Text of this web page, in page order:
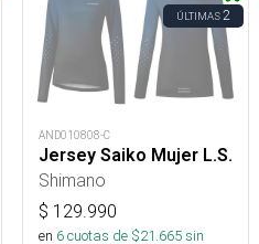
ÚLTIMAS2
AND010808-C
Jersey Saiko Mujer L.S.
Shimano
$ 129.990
en 6cuotas de $21.665sin